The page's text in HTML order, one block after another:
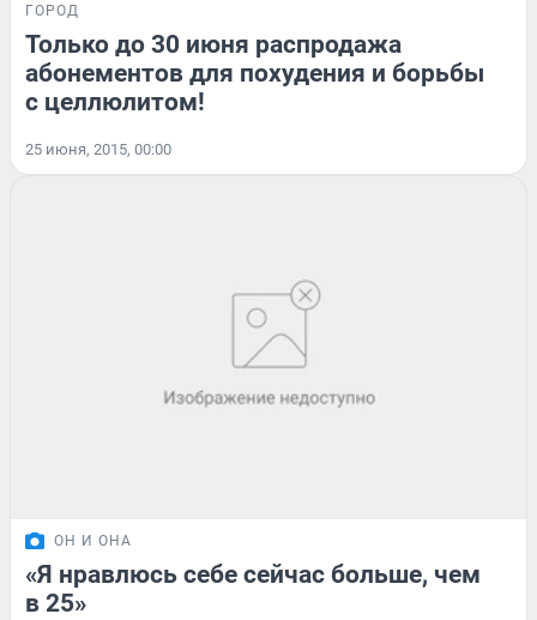
ГОРОД
Только до 30 июня распродажа
абонементов для похудения и борьбы
с целлюлитом!
25 июня, 2015, 00:00
ОН И ОНА
«Я нравлюсь себе сейчас больше, чем
в 25»